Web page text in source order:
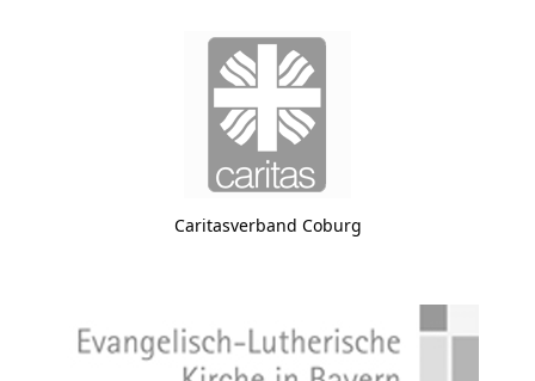
Caritasverband Coburg